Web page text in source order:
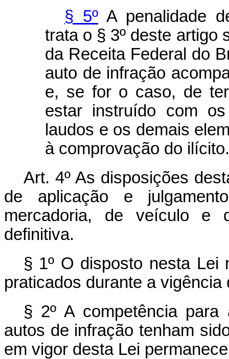
§ 5ºA penalidade
trata o § 3º deste artigo
da Receita Federal do
auto de infração
e, se for o caso, de
estar instruído com
laudos e os demais
à comprovação do
Art. 4º As disposições
de aplicação e
mercadoria, de veículo e
definitiva.
§ 1º O disposto nesta Lei
praticados durante a vigência
§ 2º A competência
autos de infração tenham
em vigor desta Lei